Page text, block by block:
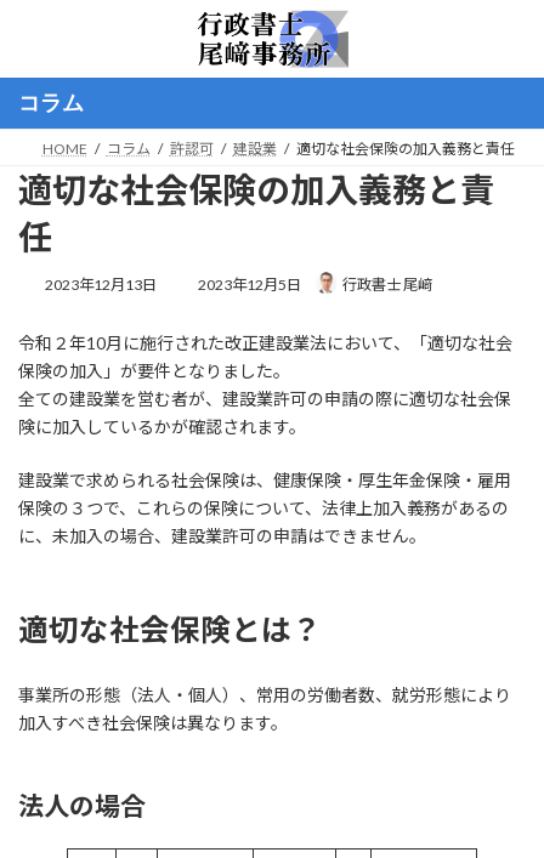
ン
へ
ー
ョ
コラム
HOME コラム 許認可 建設業 適切な社会保険の加入義務と責任
適切な社会保険の加入義務と責
任
2023年12月13日
最
新
日
時
:
2023年12月5日 行政書士 尾﨑
令和２年10月に施行された改正建設業法において、「適切な社会
保険の加入」が要件となりました。
全ての建設業を営む者が、建設業許可の申請の際に適切な社会保
険に加入しているかが確認されます。
建設業で求められる社会保険は、健康保険・厚生年金保険・雇用
保険の３つで、これらの保険について、法律上加入義務があるの
に、未加入の場合、建設業許可の申請はできません。
適切な社会保険とは？
事業所の形態（法人・個人）、常用の労働者数、就労形態により
加入すべき社会保険は異なります。
法人の場合